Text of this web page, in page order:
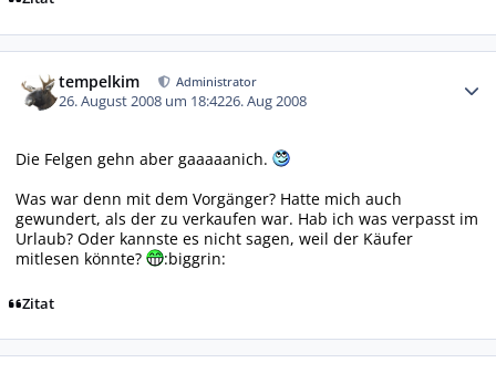
tempelkim Administrator
26. August 2008 um 18:4226. Aug 2008
Die Felgen gehn aber gaaaaanich.
Was war denn mit dem Vorgänger? Hatte mich auch
gewundert, als der zu verkaufen war. Hab ich was verpasst im
Urlaub? Oder kannste es nicht sagen, weil der Käufer
mitlesen könnte?
:biggrin:
Zitat